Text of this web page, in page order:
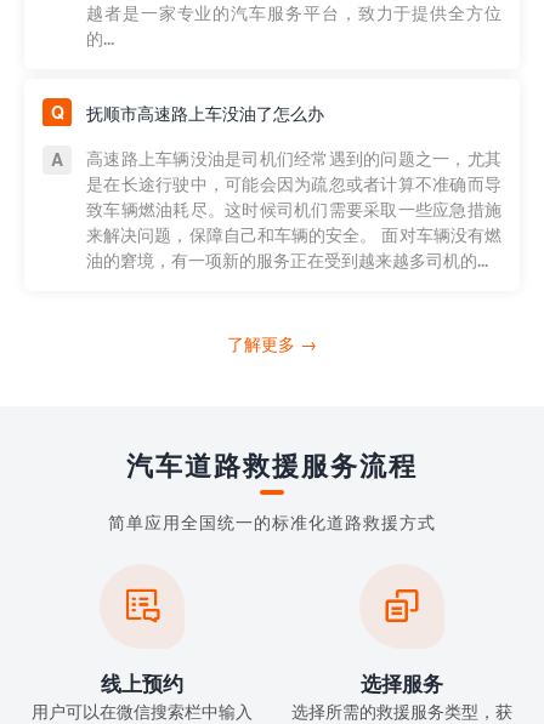
越者是一家专业的汽车服务平台，致力于提供全方位
的...
抚顺市高速路上车没油了怎么办
高速路上车辆没油是司机们经常遇到的问题之一，尤其
是在长途行驶中，可能会因为疏忽或者计算不准确而导
致车辆燃油耗尽。这时候司机们需要采取一些应急措施
来解决问题，保障自己和车辆的安全。 面对车辆没有燃
油的窘境，有一项新的服务正在受到越来越多司机的...
了解更多 →
汽车道路救援服务流程
简单应用全国统一的标准化道路救援方式

线上预约
用户可以在微信搜索栏中输入

选择服务
选择所需的救援服务类型，获